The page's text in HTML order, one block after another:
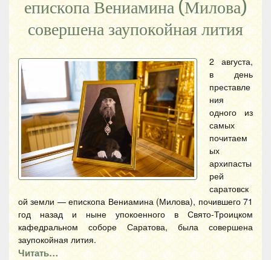
епископа Вениамина (Милова)
совершена заупокойная лития
2 августа,
в день
преставле
ния
одного из
самых
почитаем
ых
архипасты
рей
саратовск
ой земли — епископа Вениамина (Милова), почившего 71
год назад и ныне упокоенного в Свято-Троицком
кафедральном соборе Саратова, была совершена
заупокойная лития.
Читать…